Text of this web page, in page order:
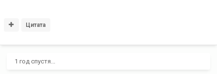
Цитата
1 год спустя...